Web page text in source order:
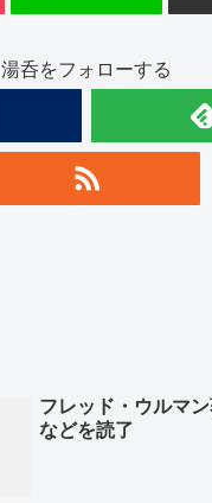
湯呑をフォローする
フレッド・ウルマン
などを読了